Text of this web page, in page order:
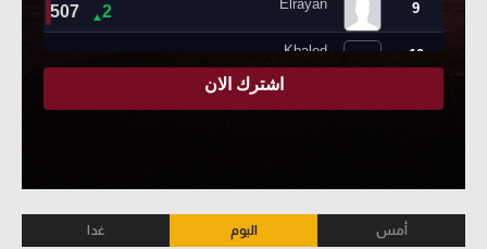
أمس اليوم غدا